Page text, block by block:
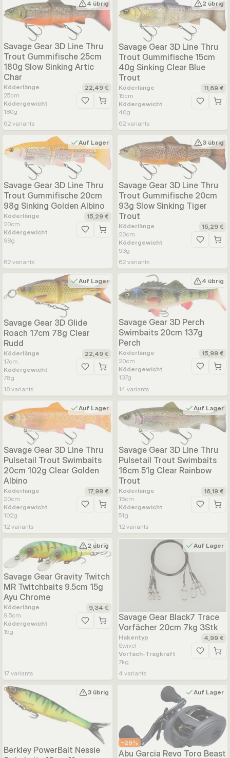
4 übrig
Savage Gear 3D Line Thru
Trout Gummifische 25cm
180g Slow Sinking Artic
Char
Köderlänge
25cm
Ködergewicht
180g
22,49 €
Zur Wunschliste hinzufügen
62 variants
2 übrig
Savage Gear 3D Line Thru
Trout Gummifische 15cm
40g Sinking Clear Blue
Trout
Köderlänge
15cm
Ködergewicht
40g
11,69 €
Zur
62 variants
Auf Lager
Savage Gear 3D Line Thru
Trout Gummifische 20cm
98g Sinking Golden Albino
Köderlänge
20cm
Ködergewicht
98g
15,29 €
Zur Wunschliste hinzufügen
62 variants
3 übrig
Savage Gear 3D Line Thru
Trout Gummifische 20cm
93g Slow Sinking Tiger
Trout
Köderlänge
20cm
Ködergewicht
93g
15,29 €
Zur
62 variants
Auf Lager
Savage Gear 3D Glide
Roach 17cm 78g Clear
Rudd
Köderlänge
17cm
Ködergewicht
78g
22,49 €
Zur Wunschliste hinzufügen
18 variants
4 übrig
Savage Gear 3D Perch
Swimbaits 20cm 137g
Perch
Köderlänge
20cm
Ködergewicht
137g
15,99 €
Zur
14 variants
Auf Lager
Savage Gear 3D Line Thru
Pulsetail Trout Swimbaits
20cm 102g Clear Golden
Albino
Köderlänge
20cm
Ködergewicht
102g
17,99 €
Zur Wunschliste hinzufügen
12 variants
Auf Lager
Savage Gear 3D Line Thru
Pulsetail Trout Swimbaits
16cm 51g Clear Rainbow
Trout
Köderlänge
16cm
Ködergewicht
51g
16,19 €
Zur
12 variants
2 übrig
Savage Gear Gravity Twitch
MR Twitchbaits 9.5cm 15g
Ayu Chrome
Köderlänge
9.5cm
Ködergewicht
15g
9,34 €
Zur Wunschliste hinzufügen
17 variants
Auf Lager
Savage Gear Black7 Trace
Vorfächer 20cm 7kg 3Stk
Hakentyp
Swivel
Vorfach-Tragkraft
7kg
4,99 €
Zur
4 variants
3 übrig
Berkley PowerBait Nessie
-29%
Auf Lager
Abu Garcia Revo Toro Beast